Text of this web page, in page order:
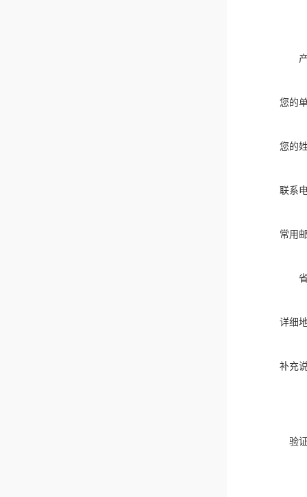
您的
您的
联系
常用
详细
补充
验